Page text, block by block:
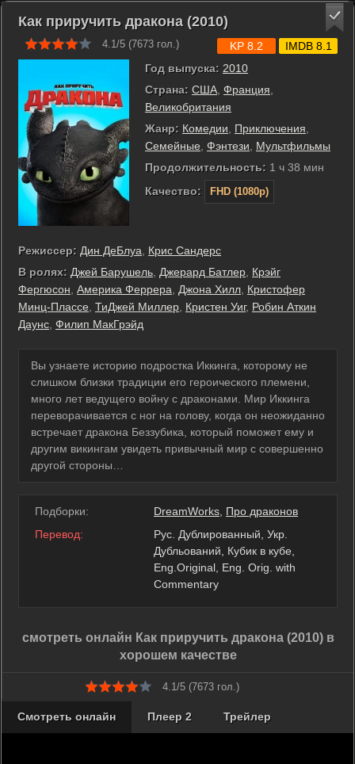
Как приручить дракона (2010)
4.1/5 (7673 гол.)
Год выпуска: 2010
Страна: США Франция
Великобритания
Жанр: Комедии Приключения
Семейные Фэнтези
Мультфильмы
Продолжительность: 1 ч 38 мин
Качество:
FHD (1080p)
KP 8.2 IMDB 8.1
Режиссер: Дин ДеБлуа
Крис Сандерс
В ролях: Джей Барушель Джерард Батлер Крэйг
Фергюсон Америка Феррера Джона Хилл Кристофер
Минц-Плассе ТиДжей Миллер Кристен Уиг, Робин Аткин
Даунс Филип МакГрэйд
Вы узнаете историю подростка Иккинга, которому не
слишком близки традиции его героического племени,
много лет ведущего войну с драконами. Мир Иккинга
переворачивается с ног на голову, когда он неожиданно
встречает дракона Беззубика, который поможет ему и
другим викингам увидеть привычный мир с совершенно
другой стороны…
Подборки: DreamWorks Про драконов
Перевод:
Рус. Дублированный, Укр.
Дубльований, Кубик в кубе,
Eng.Original, Eng. Orig. with
Commentary
смотреть онлайн Как приручить дракона (2010) в
хорошем качестве
4.1/5 (7673 гол.)
Смотреть онлайн Плеер 2 Трейлер